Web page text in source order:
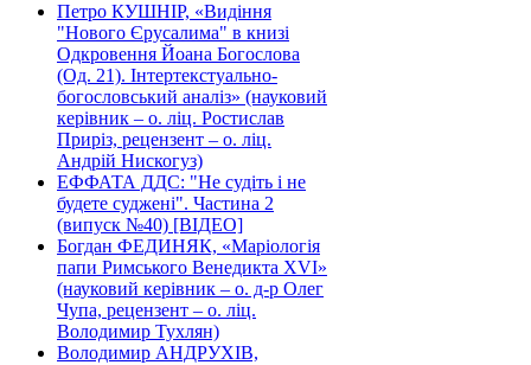
Петро КУШНІР, «Видіння
"Нового Єрусалима" в книзі
Одкровення Йоана Богослова
(Од. 21). Інтертекстуально-
богословський аналіз» (науковий
керівник – о. ліц. Ростислав
Приріз, рецензент – о. ліц.
Андрій Нискогуз)
ЕФФАТА ДДС: "Не судіть і не
будете суджені". Частина 2
(випуск №40) [ВІДЕО]
Богдан ФЕДИНЯК, «Маріологія
папи Римського Венедикта XVI»
(науковий керівник – о. д-р Олег
Чупа, рецензент – о. ліц.
Володимир Тухлян)
Володимир АНДРУХІВ,